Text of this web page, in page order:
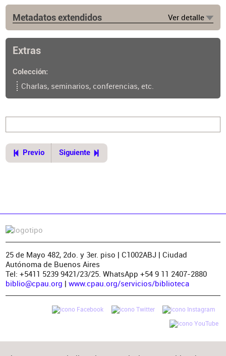
Metadatos extendidos Ver detalle
Extras
Colección
Charlas, seminarios, conferencias, etc.
Previo Siguiente
25 de Mayo 482, 2do. y 3er. piso | C1002ABJ | Ciudad
Autónoma de Buenos Aires
Tel: +5411 5239 9421/23/25. WhatsApp +54 9 11 2407-2880
biblio@cpau.org | www.cpau.org/servicios/biblioteca